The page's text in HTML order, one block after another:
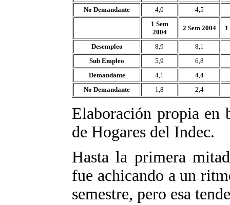
No Demandante
4,0
4,5
1 Sem
2004
2 Sem 2004 1
Desempleo 8,9
8,1
Sub Empleo
5,9
6,8
Demandante
4,1
4,4
No Demandante
1,8 2,4
Elaboración propia en
de Hogares del Indec.
Hasta la primera
fue achicando a un
semestre, pero esa